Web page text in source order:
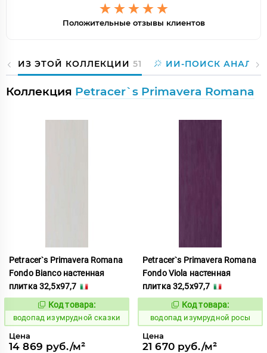
Положительные отзывы клиентов
ИЗ ЭТОЙ КОЛЛЕКЦИИ 51 ИИ-ПОИСК
Коллекция Petracer`s Primavera Romana
Petracer`s Primavera Romana
Fondo Bianco настенная
плитка 32,5x97,7
191840
Код товара:
водопад изумрудной сказки
Цена
14 869 руб./м²
Petracer`s Primavera Romana
Fondo Viola настенная
плитка 32,5x97,7
191832
Код товара:
водопад изумрудной росы
Цена
21 670 руб./м²